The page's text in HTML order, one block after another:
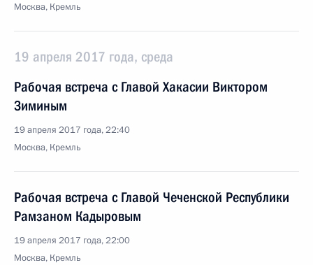
Москва, Кремль
19 апреля 2017 года, среда
Рабочая встреча с Главой Хакасии Виктором
Зиминым
19 апреля 2017 года, 22:40
Москва, Кремль
Рабочая встреча с Главой Чеченской Республики
Рамзаном Кадыровым
19 апреля 2017 года, 22:00
Москва, Кремль